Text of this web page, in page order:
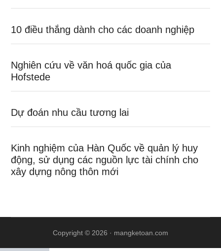
10 điều thắng dành cho các doanh nghiệp
Nghiên cứu về văn hoá quốc gia của
Hofstede
Dự đoán nhu cầu tương lai
Kinh nghiệm của Hàn Quốc về quản lý huy
động, sử dụng các nguồn lực tài chính cho
xây dựng nông thôn mới
Copyright © 2026 · mangketoan.com